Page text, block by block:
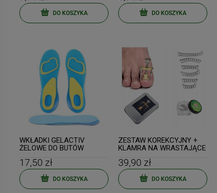
DO KOSZYKA DO KOSZYKA
WKŁADKI GELACTIV
ŻELOWE DO BUTÓW
17,50 zł
DO KOSZYKA
ZESTAW KOREKCYJNY +
KLAMRA NA WRASTAJĄCE
39,90 zł
DO KOSZYKA